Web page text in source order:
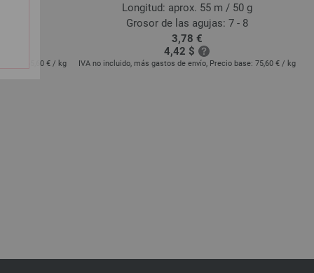
65,60 € / kg
Longitud: aprox. 55 m / 50 g
Grosor de las agujas: 7 - 8
3,78 €
4,42 $
IVA no incluido, más gastos de envío, Precio base: 75,60 € / kg